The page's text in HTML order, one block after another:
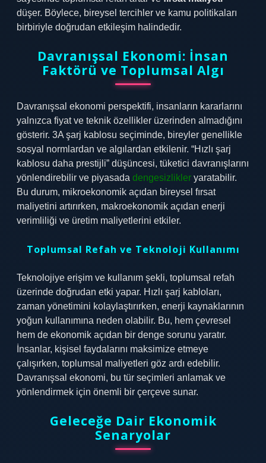
düşer. Böylece, bireysel tercihler ve kamu politikaları
birbiriyle doğrudan etkileşim halindedir.
Davranışsal Ekonomi: İnsan
Faktörü ve Toplumsal Algı
Davranışsal ekonomi perspektifi, insanların kararlarını
yalnızca fiyat ve teknik özellikler üzerinden almadığını
gösterir. 3A şarj kablosu seçiminde, bireyler genellikle
sosyal normlardan ve algılardan etkilenir. “Hızlı şarj
kablosu daha prestijli” düşüncesi, tüketici davranışlarını
yönlendirebilir ve piyasada dengesizlikler yaratabilir.
Bu durum, mikroekonomik açıdan bireysel fırsat
maliyetini artırırken, makroekonomik açıdan enerji
verimliliği ve üretim maliyetlerini etkiler.
Toplumsal Refah ve Teknoloji Kullanımı
Teknolojiye erişim ve kullanım şekli, toplumsal refah
üzerinde doğrudan etki yapar. Hızlı şarj kabloları,
zaman yönetimini kolaylaştırırken, enerji kaynaklarının
yoğun kullanımına neden olabilir. Bu, hem çevresel
hem de ekonomik açıdan bir denge sorunu yaratır.
İnsanlar, kişisel faydalarını maksimize etmeye
çalışırken, toplumsal maliyetleri göz ardı edebilir.
Davranışsal ekonomi, bu tür seçimleri anlamak ve
yönlendirmek için önemli bir çerçeve sunar.
Geleceğe Dair Ekonomik
Senaryolar